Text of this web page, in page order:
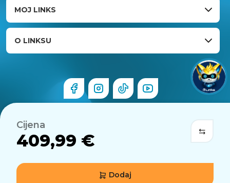
Cijena
409,99 €
Dodaj
MOJ LINKS
O LINKSU